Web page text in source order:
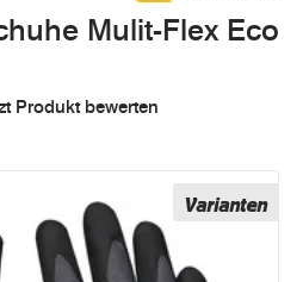
Mulit-Flex Eco
Produkt bewerten
Varianten